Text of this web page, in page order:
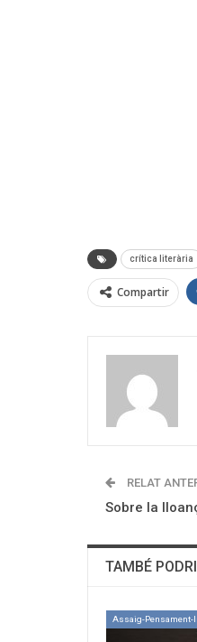
crítica literària
Compartir
RELAT
Sobre la
TAMBÉ